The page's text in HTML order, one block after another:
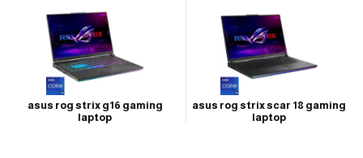
asus rog strix scar 18 gaming
laptop
asus rog strix g16 gaming
laptop